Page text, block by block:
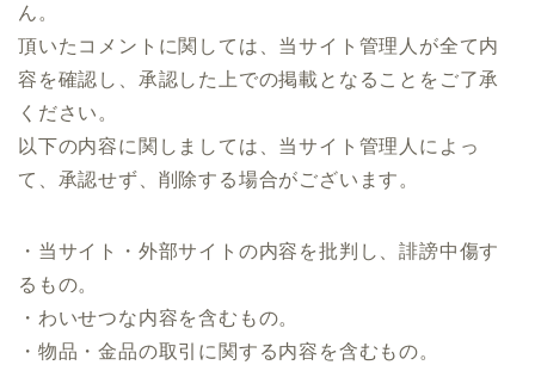
ん。
頂いたコメントに関しては、当サイト管理人が全て内
容を確認し、承認した上での掲載となることをご了承
ください。
以下の内容に関しましては、当サイト管理人によっ
て、承認せず、削除する場合がございます。
・当サイト・外部サイトの内容を批判し、誹謗中傷す
るもの。
・わいせつな内容を含むもの。
・物品・金品の取引に関する内容を含むもの。